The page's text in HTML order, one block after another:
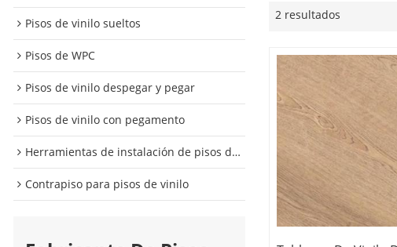
Pisos de vinilo sueltos
Pisos de WPC
Pisos de vinilo despegar y pegar
Pisos de vinilo con pegamento
Herramientas de instalación de pisos de vinilo
Contrapiso para pisos de vinilo
2 resultados